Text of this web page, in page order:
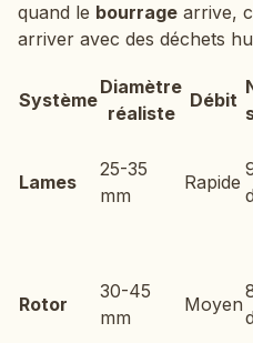
quand le bourrage arrive,
arriver avec des déchets
Système
Diamètre
réaliste
Débit
Lames
25-35
mm
Rapide
Rotor
30-45
mm
Moyen